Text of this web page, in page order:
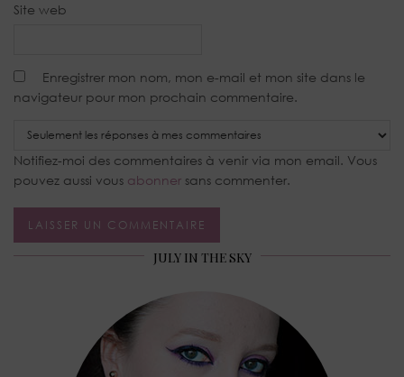
Site web
Enregistrer mon nom, mon e-mail et mon site dans le
navigateur pour mon prochain commentaire.
Notifiez-moi des commentaires à venir via mon email. Vous
pouvez aussi vous abonner sans commenter.
JULY IN THE SKY